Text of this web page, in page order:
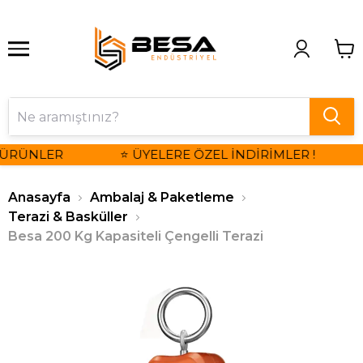
⭐ ÜYELERE ÖZEL İNDİRİMLER !
Anasayfa
Ambalaj & Paketleme
Terazi & Basküller
Besa 200 Kg Kapasiteli Çengelli Terazi